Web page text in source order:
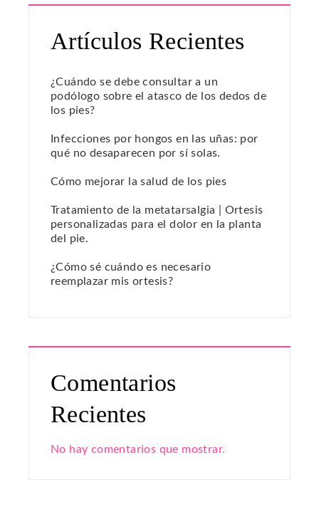
Artículos Recientes
¿Cuándo se debe consultar a un
podólogo sobre el atasco de los dedos de
los pies?
Infecciones por hongos en las uñas: por
qué no desaparecen por sí solas.
Cómo mejorar la salud de los pies
Tratamiento de la metatarsalgia | Ortesis
personalizadas para el dolor en la planta
del pie.
¿Cómo sé cuándo es necesario
reemplazar mis ortesis?
Comentarios
Recientes
No hay comentarios que mostrar.